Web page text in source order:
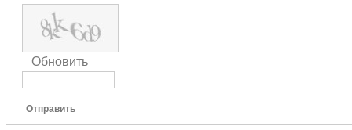
Обновить
Отправить